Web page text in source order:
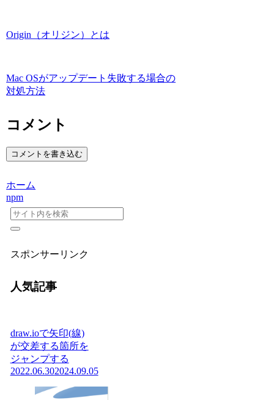
Origin（オリジン）とは
Mac OSがアップデート失敗する場合の
対処方法
コメント
コメントを書き込む
ホーム
npm
スポンサーリンク
人気記事
draw.ioで矢印(線)
が交差する箇所を
ジャンプする
2022.06.302024.09.05